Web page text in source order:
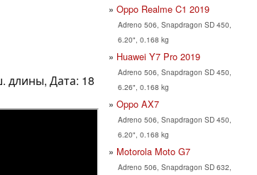
длины, Дата: 18
Oppo Realme C1 2019
Adreno 506, Snapdragon SD 450,
6.20", 0.168 kg
Huawei Y7 Pro 2019
Adreno 506, Snapdragon SD 450,
6.26", 0.168 kg
Oppo AX7
Adreno 506, Snapdragon SD 450,
6.20", 0.168 kg
Motorola Moto G7
Adreno 506, Snapdragon SD 632,